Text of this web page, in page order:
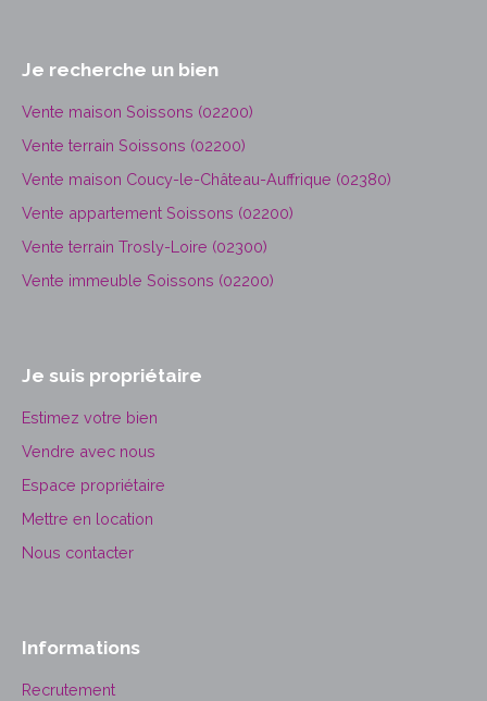
Je recherche un bien
Vente maison Soissons (02200)
Vente terrain Soissons (02200)
Vente maison Coucy-le-Château-Auffrique (02380)
Vente appartement Soissons (02200)
Vente terrain Trosly-Loire (02300)
Vente immeuble Soissons (02200)
Je suis propriétaire
Estimez votre bien
Vendre avec nous
Espace propriétaire
Mettre en location
Nous contacter
Informations
Recrutement